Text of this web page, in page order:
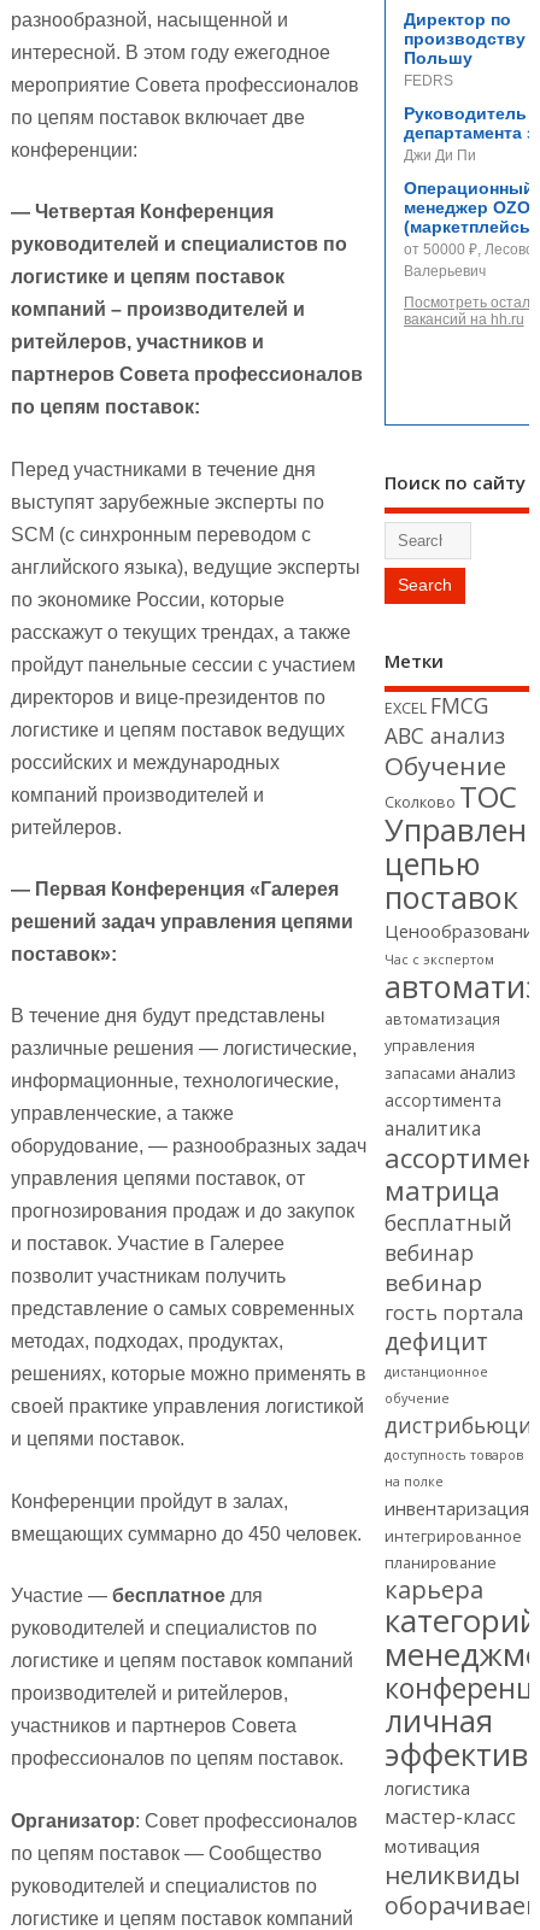
разнообразной, насыщенной и
интересной. В этом году ежегодное
мероприятие Совета профессионалов
по цепям поставок включает две
конференции:
— Четвертая Конференция
руководителей и специалистов по
логистике и цепям поставок
компаний – производителей и
ритейлеров, участников и
партнеров Совета профессионалов
по цепям поставок:
Перед участниками в течение дня
выступят зарубежные эксперты по
SCM (с синхронным переводом с
английского языка), ведущие эксперты
по экономике России, которые
расскажут о текущих трендах, а также
пройдут панельные сессии с участием
директоров и вице-президентов по
логистике и цепям поставок ведущих
российских и международных
компаний производителей и
ритейлеров.
— Первая Конференция «Галерея
решений задач управления цепями
поставок»:
В течение дня будут представлены
различные решения — логистические,
информационные, технологические,
управленческие, а также
оборудование, — разнообразных задач
управления цепями поставок, от
прогнозирования продаж и до закупок
и поставок. Участие в Галерее
позволит участникам получить
представление о самых современных
методах, подходах, продуктах,
решениях, которые можно применять в
своей практике управления логистикой
и цепями поставок.
Конференции пройдут в залах,
вмещающих суммарно до 450 человек.
Участие — бесплатное для
руководителей и специалистов по
логистике и цепям поставок компаний
производителей и ритейлеров,
участников и партнеров Совета
профессионалов по цепям поставок.
Организатор: Совет профессионалов
по цепям поставок — Сообщество
руководителей и специалистов по
логистике и цепям поставок компаний
Директор по
производству в
Польшу
FEDRS
Руководитель
департамента
Джи Ди Пи
Операционный
менеджер
(маркетплейсы)
от 50000 ₽,
Валерьевич
Посмотреть
вакансий на hh.ru
Поиск по сайту
Метки
EXCEL FMCG
АВС анализ
Обучение
Сколково ТОС
цепью
поставок
Час с экспертом
автоматизация
управления
запасами анализ
ассортимента
аналитика
матрица
бесплатный
вебинар
вебинар
гость портала
дефицит
дистанционное
обучение
доступность товаров
на полке
инвентаризация
интегрированное
планирование
карьера
личная
логистика
мастер-класс
мотивация
неликвиды